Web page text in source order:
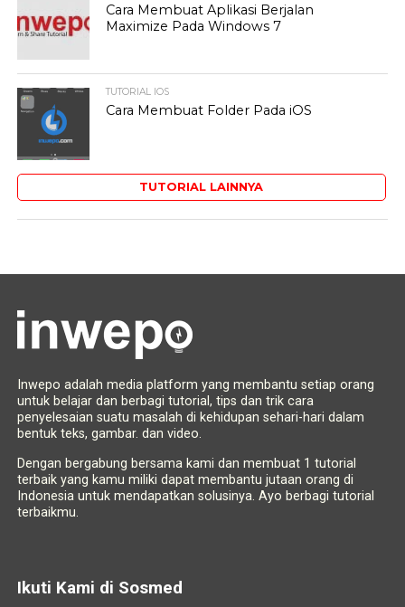
Cara Membuat Aplikasi Berjalan
Maximize Pada Windows 7
TUTORIAL IOS
Cara Membuat Folder Pada iOS
TUTORIAL LAINNYA
Inwepo adalah media platform yang membantu setiap orang
untuk belajar dan berbagi tutorial, tips dan trik cara
penyelesaian suatu masalah di kehidupan sehari-hari dalam
bentuk teks, gambar. dan video.
Dengan bergabung bersama kami dan membuat 1 tutorial
terbaik yang kamu miliki dapat membantu jutaan orang di
Indonesia untuk mendapatkan solusinya. Ayo berbagi tutorial
terbaikmu.
Ikuti Kami di Sosmed